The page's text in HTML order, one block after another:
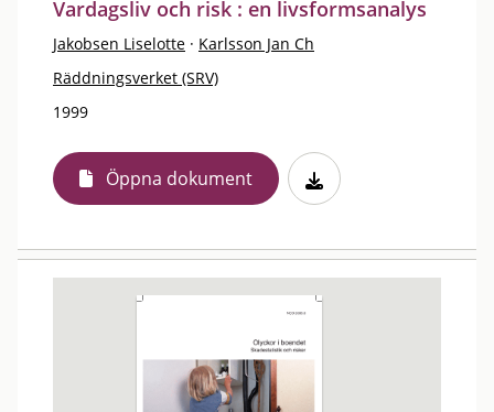
Vardagsliv och risk : en livsformsanalys
Jakobsen Liselotte · Karlsson Jan Ch
Räddningsverket (SRV)
1999
Öppna dokument